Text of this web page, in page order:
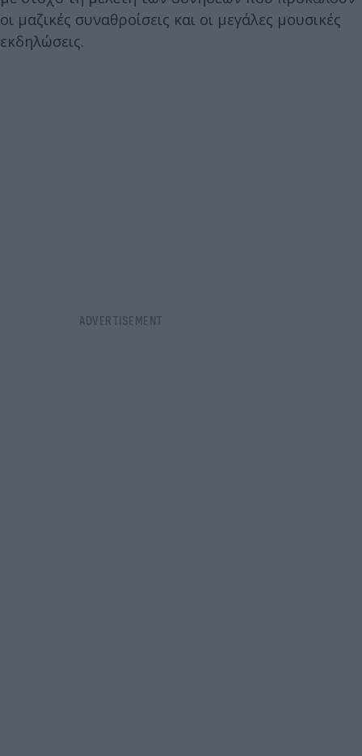
οι μαζικές συναθροίσεις και οι μεγάλες μουσικές
εκδηλώσεις.